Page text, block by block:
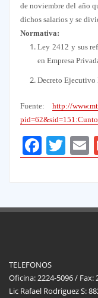
de noviembre del año
dichos salarios y se
Normativa:
Ley 2412 y sus
en Empresa
Decreto Ejecutivo
Fuente:http://
TELEFONOS
Oficina: 2224-5096 / Fax:
Lic Rafael Rodriguez S: